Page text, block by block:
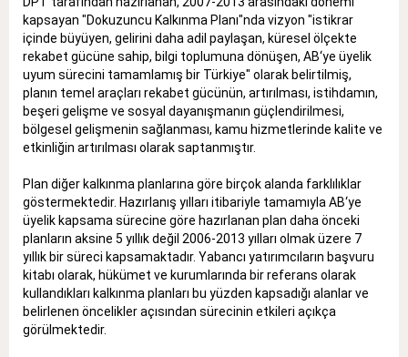
kapsayan "Dokuzuncu Kalkınma Planı"nda vizyon "istikrar
içinde büyüyen, gelirini daha adil paylaşan, küresel ölçekte
rekabet gücüne sahip, bilgi toplumuna dönüşen, AB‘ye üyelik
uyum sürecini tamamlamış bir Türkiye" olarak belirtilmiş,
planın temel araçları rekabet gücünün, artırılması, istihdamın,
beşeri gelişme ve sosyal dayanışmanın güçlendirilmesi,
bölgesel gelişmenin sağlanması, kamu hizmetlerinde kalite ve
etkinliğin artırılması olarak saptanmıştır.
Plan diğer kalkınma planlarına göre birçok alanda farklılıklar
göstermektedir. Hazırlanış yılları itibariyle tamamıyla AB‘ye
üyelik kapsama sürecine göre hazırlanan plan daha önceki
planların aksine 5 yıllık değil 2006-2013 yılları olmak üzere 7
yıllık bir süreci kapsamaktadır. Yabancı yatırımcıların başvuru
kitabı olarak, hükümet ve kurumlarında bir referans olarak
kullandıkları kalkınma planları bu yüzden kapsadığı alanlar ve
belirlenen öncelikler açısından sürecinin etkileri açıkça
görülmektedir.